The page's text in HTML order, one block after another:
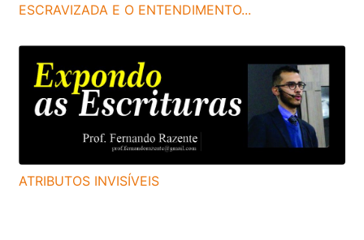
ESCRAVIZADA E O ENTENDIMENTO...
ATRIBUTOS INVISÍVEIS